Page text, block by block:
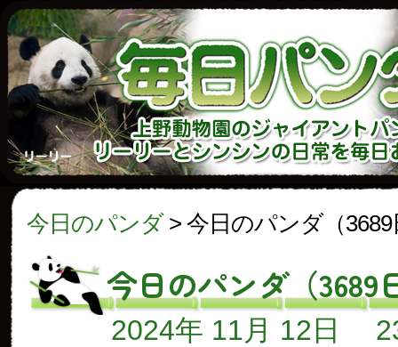
今日のパンダ> 今日のパンダ（3689
今日のパンダ（3689
2024年 11月 12日